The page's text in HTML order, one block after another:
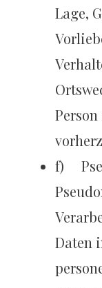
Lage,
f)
Daten